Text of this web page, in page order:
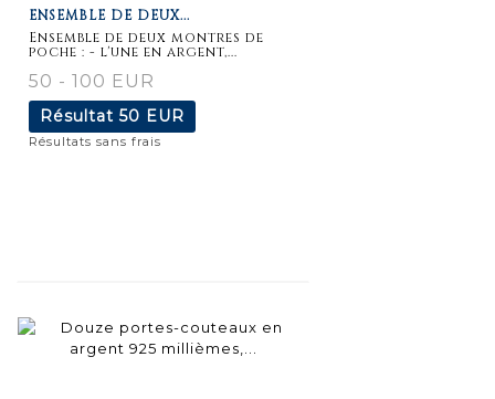
détaillée
ENSEMBLE DE DEUX...
Ensemble de deux montres de
poche : - l'une en argent,...
50 - 100 EUR
Résultat 50 EUR
Résultats sans frais